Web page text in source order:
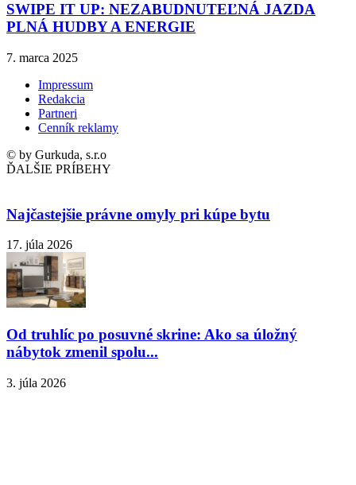
SWIPE IT UP: NEZABUDNUTEĽNÁ JAZDA
PLNÁ HUDBY A ENERGIE
7. marca 2025
Impressum
Redakcia
Partneri
Cenník reklamy
© by Gurkuda, s.r.o
ĎALŠIE PRÍBEHY
Najčastejšie právne omyly pri kúpe bytu
17. júla 2026
Od truhlíc po posuvné skrine: Ako sa úložný
nábytok zmenil spolu...
3. júla 2026